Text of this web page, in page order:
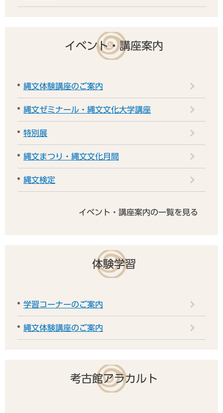
イベント・講座案内
縄文体験講座のご案内
縄文ゼミナール・縄文文化大学講座
特別展
縄文まつり・縄文文化月間
縄文検定
イベント・講座案内の一覧を見る
体験学習
学習コーナーのご案内
縄文体験講座のご案内
考古館アラカルト